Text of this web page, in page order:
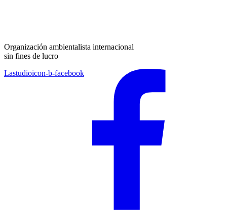
Organización ambientalista internacional
sin fines de lucro
Lastudioicon-b-facebook